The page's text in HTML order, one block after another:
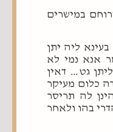
במישרים
ליה יתן
אנא נמי לא
גט… דאין
כלום מעיקר
לה תריסר
בהו ולאחר